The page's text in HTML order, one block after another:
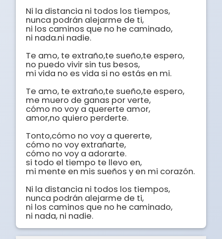
Ni la distancia ni todos los tiempos,
nunca podrán alejarme de ti,
ni los caminos que no he caminado,
ni nada.ni nadie.
Te amo, te extraño,te sueño,te espero,
no puedo vivir sin tus besos,
mi vida no es vida si no estás en mi.
Te amo, te extraño,te sueño,te espero,
me muero de ganas por verte,
cómo no voy a quererte amor,
amor,no quiero perderte.
Tonto,cómo no voy a quererte,
cómo no voy extrañarte,
cómo no voy a adorarte.
si todo el tiempo te llevo en,
mi mente en mis sueños y en mi corazón.
Ni la distancia ni todos los tiempos,
nunca podrán alejarme de ti,
ni los caminos que no he caminado,
ni nada, ni nadie.